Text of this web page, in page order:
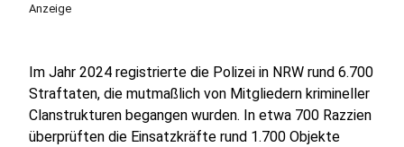
Anzeige
Im Jahr 2024 registrierte die Polizei in NRW rund 6.700
Straftaten, die mutmaßlich von Mitgliedern krimineller
Clanstrukturen begangen wurden. In etwa 700 Razzien
überprüften die Einsatzkräfte rund 1.700 Objekte